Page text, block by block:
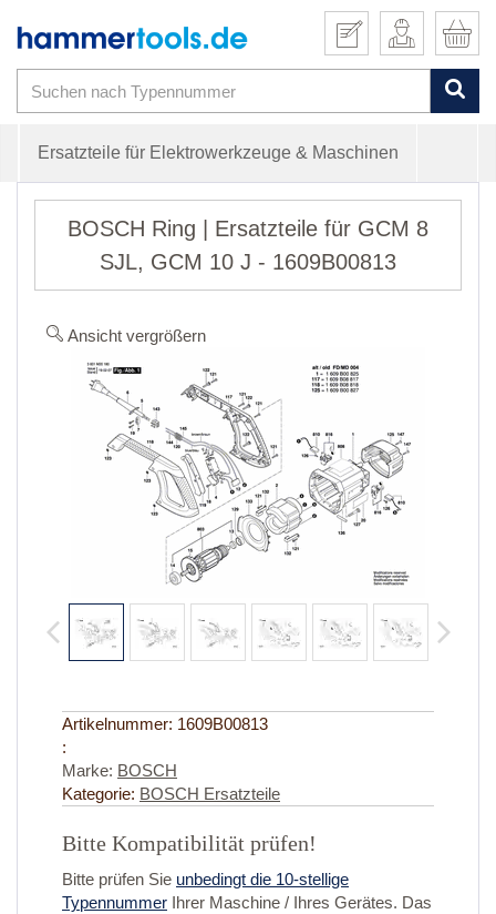
Ersatzteile für Elektrowerkzeuge & Maschinen
BOSCH Ring | Ersatzteile für GCM 8
SJL, GCM 10 J - 1609B00813
Ansicht vergrößern
Artikelnummer: 1609B00813
:
Marke: BOSCH
Kategorie: BOSCH Ersatzteile
Bitte Kompatibilität prüfen!
Bitte prüfen Sie unbedingt die 10-stellige
Typennummer Ihrer Maschine / Ihres Gerätes. Das